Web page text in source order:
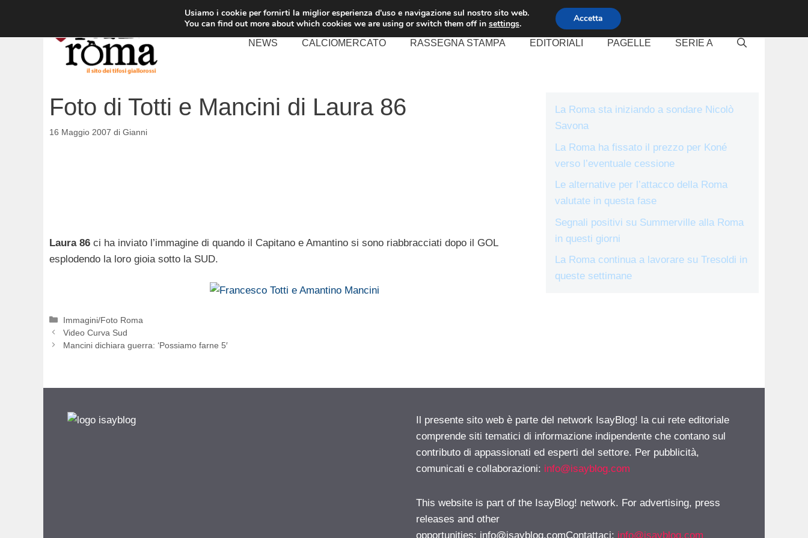
contenuto
NEWS CALCIOMERCATO RASSEGNA STAMPA EDITORIALI PAGELLE SERIE A
Foto di Totti e Mancini di Laura 86
16 Maggio 2007 di Gianni
Laura 86 ci ha inviato l’immagine di quando il Capitano e Amantino si sono riabbracciati dopo il GOL
esplodendo la loro gioia sotto la SUD.
Categorie
Immagini/Foto Roma
Video Curva Sud
Mancini dichiara guerra: ‘Possiamo farne 5′
La Roma sta iniziando a sondare Nicolò
Savona
La Roma ha fissato il prezzo per Koné
verso l’eventuale cessione
Le alternative per l’attacco della Roma
valutate in questa fase
Segnali positivi su Summerville alla Roma
in questi giorni
La Roma continua a lavorare su Tresoldi in
queste settimane
Il presente sito web è parte del network IsayBlog! la cui rete editoriale
comprende siti tematici di informazione indipendente che contano sul
contributo di appassionati ed esperti del settore. Per pubblicità,
comunicati e collaborazioni: info@isayblog.com
This website is part of the IsayBlog! network. For advertising, press
releases and other
opportunities: info@isayblog.comContattaci: info@isayblog.com
Usiamo i cookie per fornirti la miglior esperienza d'uso e navigazione sul nostro sito web.
You can find out more about which cookies we are using or switch them off in settings. Accetta